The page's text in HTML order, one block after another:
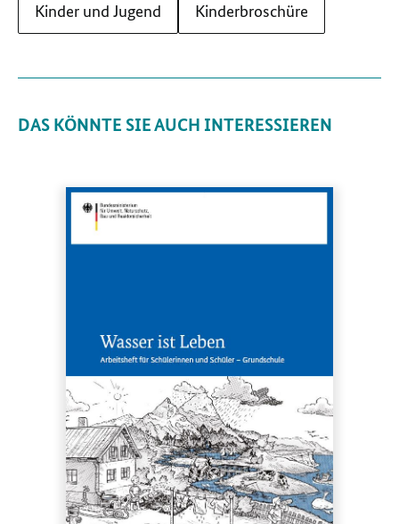
Kinder und Jugend Kinderbroschüre
DAS KÖNNTE SIE AUCH INTERESSIEREN